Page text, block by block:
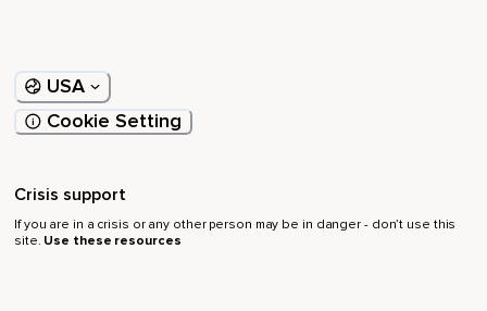
USA
Cookie Setting
Crisis support
If you are in a crisis or any other person may be in danger - don’t use this
site. Use these resources